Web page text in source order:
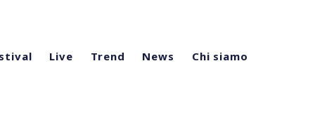
Live Trend News Chi siamo